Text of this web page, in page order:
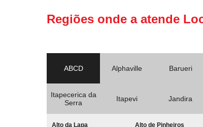
Regiões onde a atende
ABCD Alphaville Barueri
Itapecerica da
Serra
Itapevi Jandira
Alto da Lapa Alto de Pinheiros